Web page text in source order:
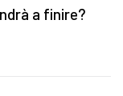
a finire?